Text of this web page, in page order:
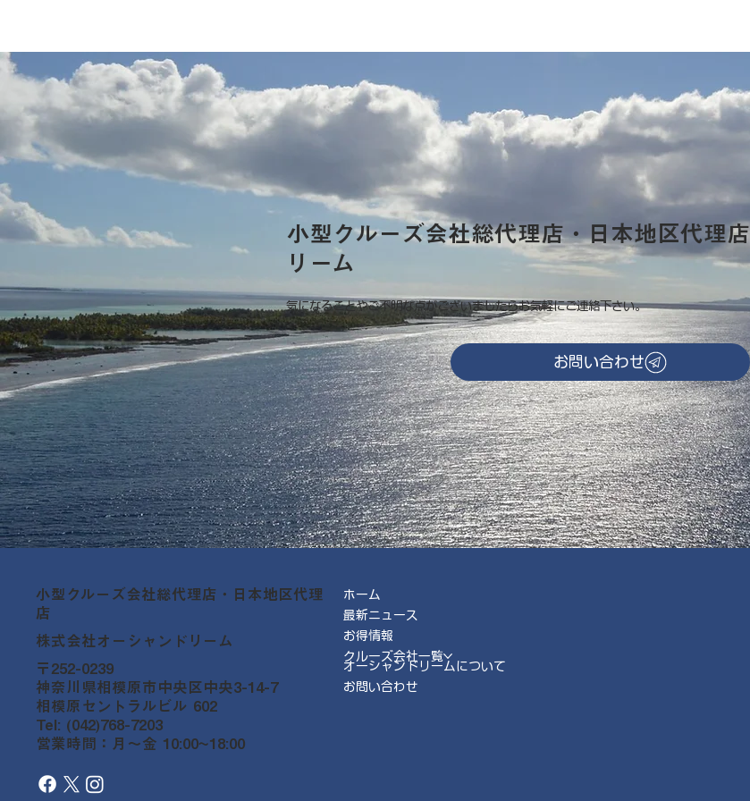
小型クルーズ会社総代理店・日本地区代理
リーム
気になることやご不明な点がございましたらお気軽にご連絡下さい。
お問い合わせ
小型クルーズ会社総代理店・日本地区代理
店
株式会社オーシャンドリーム
〒252-0239
神奈川県相模原市中央区中央3-14-7
相模原セントラルビル 602
Tel: (042)768-7203
営業時間：月～金 10:00~18:00
ホーム
最新ニュース
お得情報
クルーズ会社一覧
オーシャンドリームについて
お問い合わせ